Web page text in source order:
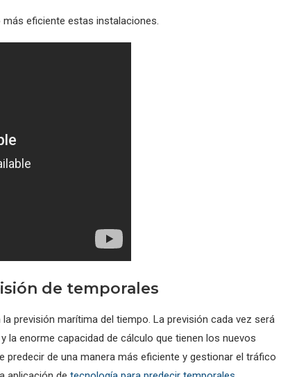
eficiente estas instalaciones.
de temporales
previsión marítima del tiempo. La previsión cada vez será
enorme capacidad de cálculo que tienen los nuevos
de una manera más eficiente y gestionar el tráfico